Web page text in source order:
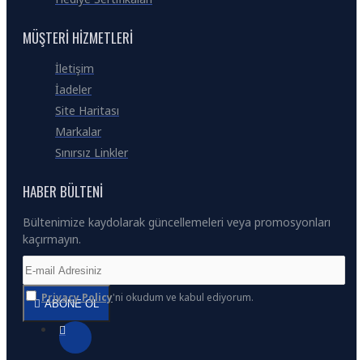
MÜŞTERI HIZMETLERI
İletişim
İadeler
Site Haritası
Markalar
Sınırsız Linkler
HABER BÜLTENI
Bültenimize kaydolarak güncellemeleri veya promosyonları
kaçırmayın.
ABONE OL
Privacy Policy'ni okudum ve kabul ediyorum.